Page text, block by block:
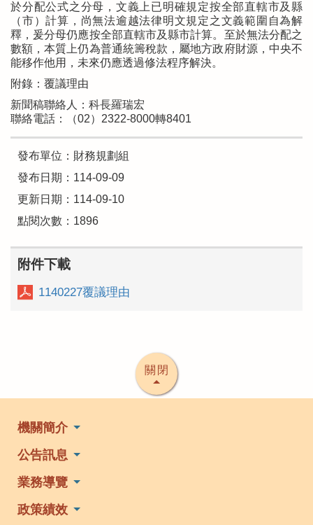
於分配公式之分母，文義上已明確規定按全部直轄市及縣
（市）計算，尚無法逾越法律明文規定之文義範圍自為解
釋，爰分母仍應按全部直轄市及縣市計算。至於無法分配之
數額，本質上仍為普通統籌稅款，屬地方政府財源，中央不
能移作他用，未來仍應透過修法程序解決。
附錄：覆議理由
新聞稿聯絡人：科長羅瑞宏
聯絡電話：（02）2322-8000轉8401
發布單位：財務規劃組
發布日期：114-09-09
更新日期：114-09-10
點閱次數：1896
附件下載
1140227覆議理由
關閉
機關簡介
公告訊息
業務導覽
政策績效